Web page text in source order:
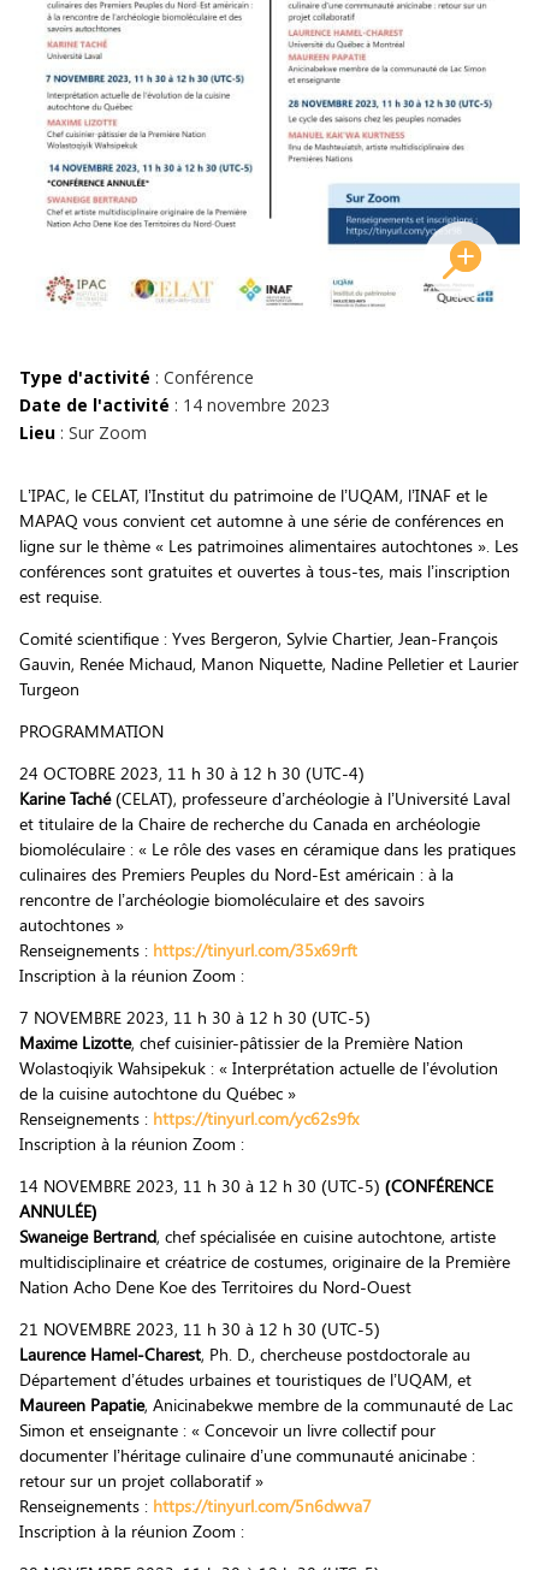
Type d'activité : Conférence
Date de l'activité : 14 novembre 2023
Lieu: Sur Zoom
L’IPAC, le CELAT, l’Institut du patrimoine de l’UQAM, l’INAF et le
MAPAQ vous convient cet automne à une série de conférences en
ligne sur le thème « Les patrimoines alimentaires autochtones ». Les
conférences sont gratuites et ouvertes à tous-tes, mais l’inscription
est requise.
Comité scientifique : Yves Bergeron, Sylvie Chartier, Jean-François
Gauvin, Renée Michaud, Manon Niquette, Nadine Pelletier et Laurier
Turgeon
PROGRAMMATION
24 OCTOBRE 2023, 11 h 30 à 12 h 30 (UTC-4)
Karine Taché(CELAT), professeure d’archéologie à l’Université Laval
et titulaire de la Chaire de recherche du Canada en archéologie
biomoléculaire : « Le rôle des vases en céramique dans les pratiques
culinaires des Premiers Peuples du Nord-Est américain : à la
rencontre de l’archéologie biomoléculaire et des savoirs
autochtones »
Renseignements : https://tinyurl.com/35x69rft
Inscription à la réunion Zoom :
7 NOVEMBRE 2023, 11 h 30 à 12 h 30 (UTC-5)
Maxime Lizotte, chef cuisinier-pâtissier de la Première Nation
Wolastoqiyik Wahsipekuk : « Interprétation actuelle de l’évolution
de la cuisine autochtone du Québec »
Renseignements : https://tinyurl.com/yc62s9fx
Inscription à la réunion Zoom :
14 NOVEMBRE 2023, 11 h 30 à 12 h 30 (UTC-5) (CONFÉRENCE
ANNULÉE)
Swaneige Bertrand, chef spécialisée en cuisine autochtone, artiste
multidisciplinaire et créatrice de costumes, originaire de la Première
Nation Acho Dene Koe des Territoires du Nord-Ouest
21 NOVEMBRE 2023, 11 h 30 à 12 h 30 (UTC-5)
Laurence Hamel-Charest, Ph. D., chercheuse postdoctorale au
Département d’études urbaines et touristiques de l’UQAM, et
Maureen Papatie, Anicinabekwe membre de la communauté de Lac
Simon et enseignante : « Concevoir un livre collectif pour
documenter l’héritage culinaire d’une communauté anicinabe :
retour sur un projet collaboratif »
Renseignements : https://tinyurl.com/5n6dwva7
Inscription à la réunion Zoom :